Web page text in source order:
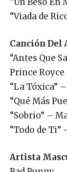
“Viada de
Canción Del
“Antes Que
Prince Royce
“La Tóxica”
“Qué Más
“Sobrio” –
“Todo de Ti”
Artista